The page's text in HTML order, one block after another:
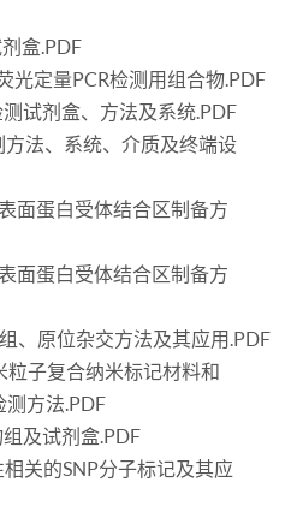
盒.PDF
光定量PCR检测用组合物.PDF
试剂盒、方法及系统.PDF
法、系统、介质及终端设
面蛋白受体结合区制备方
面蛋白受体结合区制备方
、原位杂交方法及其应用.PDF
粒子复合纳米标记材料和
测方法.PDF
及试剂盒.PDF
关的SNP分子标记及其应